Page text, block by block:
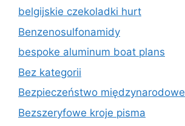
belgijskie czekoladki hurt
Benzenosulfonamidy
bespoke aluminum boat plans
Bez kategorii
Bezpieczeństwo międzynarodowe
Bezszeryfowe kroje pisma